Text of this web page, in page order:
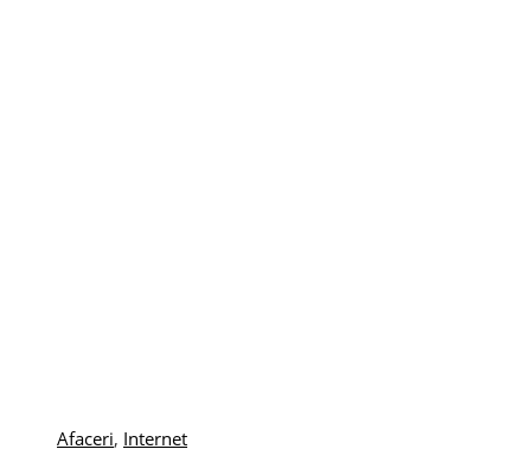
Afaceri, Internet